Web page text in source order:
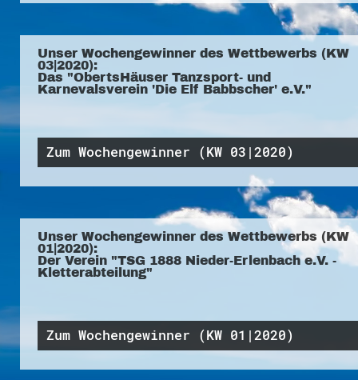
Unser Wochengewinner des Wettbewerbs (KW
03|2020):
Das "ObertsHäuser Tanzsport- und
Karnevalsverein 'Die Elf Babbscher' e.V."
Zum Wochengewinner (KW 03|2020)
Unser Wochengewinner des Wettbewerbs (KW
01|2020):
Der Verein "TSG 1888 Nieder-Erlenbach e.V. -
Kletterabteilung"
Zum Wochengewinner (KW 01|2020)